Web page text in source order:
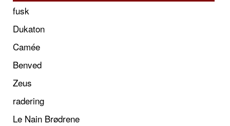
fusk
Dukaton
Camée
Benved
Zeus
radering
Le Nain Brødrene